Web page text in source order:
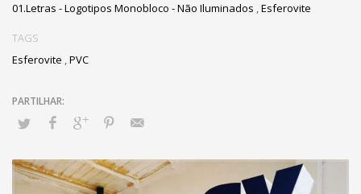
01.Letras - Logotipos Monobloco - Não Iluminados ,Esferovite
TAGS
Esferovite ,PVC